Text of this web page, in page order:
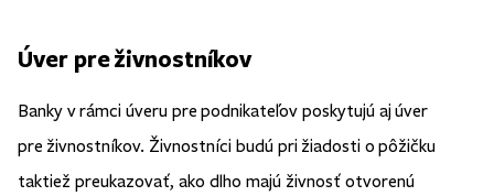
Úver pre živnostníkov
Banky v rámci úveru pre podnikateľov poskytujú aj úver
pre živnostníkov. Živnostníci budú pri žiadosti o pôžičku
taktiež preukazovať, ako dlho majú živnosť otvorenú